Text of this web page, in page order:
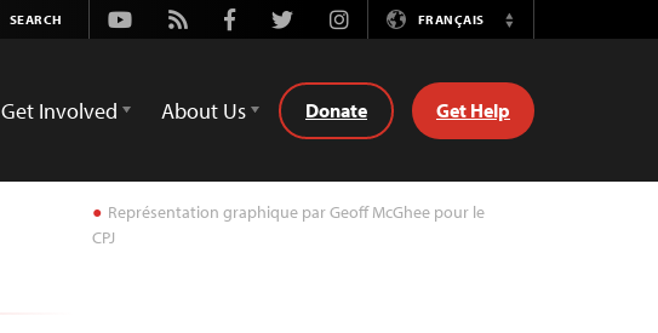
Youtube
Rss FacebookTwitterInstagramFRANÇAIS
Switch
Get Involved About Us Donate Get Help
Représentation graphique par Geoff McGhee pour le
CPJ